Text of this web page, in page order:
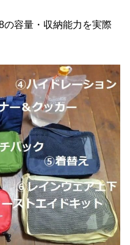
の容量・収納能力を実際